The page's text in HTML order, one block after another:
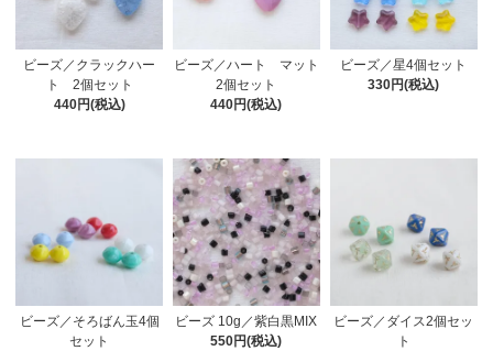
ビーズ／クラックハー
ト 2個セット
440円(税込)
ビーズ／ハート マット
2個セット
440円(税込)
ビーズ／星4個セット
330円(税込)
ビーズ／そろばん玉4個
セット
ビーズ 10g／紫白黒MIX
550円(税込)
ビーズ／ダイス2個セッ
ト